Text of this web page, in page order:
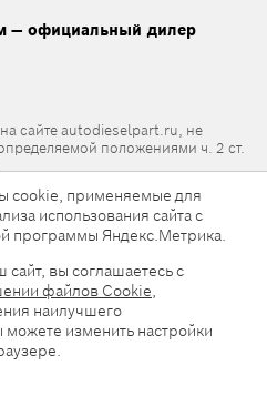
— официальный дилер
сайте autodieselpart.ru, не
положениями ч. 2 ст.
Все права защищены.
cookie, применяемые для
использования сайта с
программы Яндекс.Метрика.
вы соглашаетесь с
файлов Cookie,
наилучшего
изменить настройки